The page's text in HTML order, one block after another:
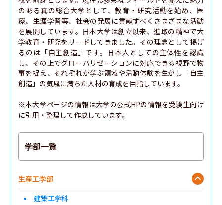
のある真の総合大学として、教育・研究活動を始め、医
療、生涯学習等、社会の発展に貢献すべくさまざまな活動
を展開しています。日本大学は創立以来、進取の精神で大
学教育・研究をリードしてきました。その理念として掲げ
るのは「自主創造」です。日本人としての主体性を認識
し、その上でグローバリゼーションに対応できる視野で物
事を捉え、それぞれが学ぶ領域や活動体験を生かし「自主
創造」の気風に満ちた人材の育成を目指しています。
※本大学ページの情報は大学の公式HPの情報を受験生向け
に引用・整理して作成しています。
学部一覧
生産工学部
建築工学科